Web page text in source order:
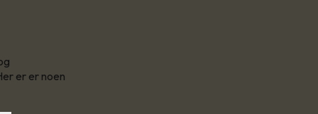
er er noen